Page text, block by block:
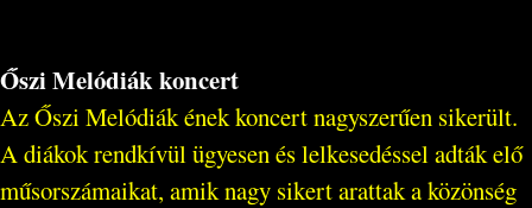
Őszi Melódiák koncert
Az Őszi Melódiák ének koncert nagyszerűen sikerült.
A diákok rendkívül ügyesen és lelkesedéssel adták elő
műsorszámaikat, amik nagy sikert arattak a közönség